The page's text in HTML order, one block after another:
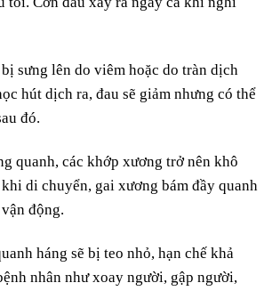
sưng lên do viêm hoặc do tràn dịch
hút dịch ra, đau sẽ giảm nhưng có thể
đó.
quanh, các khớp xương trở nên khô
di chuyển, gai xương bám đầy quanh
động.
háng sẽ bị teo nhỏ, hạn chế khả
nhân như xoay người, gập người,